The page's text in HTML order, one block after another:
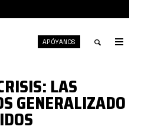
APÓYANOS
LAS
GENERALIZADO